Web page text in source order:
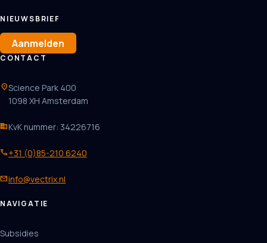
NIEUWSBRIEF
Aanmelden
CONTACT
location_onScience Park 400
1098 XH Amsterdam
businessKvK nummer: 34226716
phone+31 (0)85-210 6240
mailinfo@vectrix.nl
NAVIGATIE
Subsidies